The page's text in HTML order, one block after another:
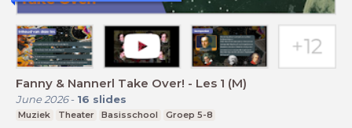
Fanny & Nannerl Take Over! - Les 1 (M)
June 2026- 16 slides
Muziek Theater Basisschool Groep 5-8